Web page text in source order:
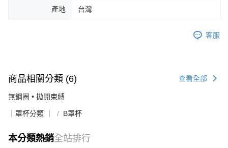
產地 台灣
客服
商品相關分類 (6) 查看全部
無鋼圈 • 拋開束縛
｜罩杯分類 ｜ B罩杯
本分類熱銷全站排行